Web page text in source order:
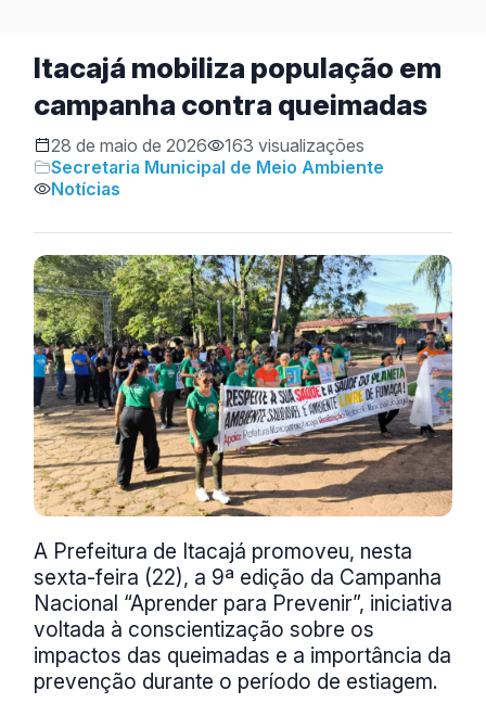
Itacajá mobiliza população em
campanha contra queimadas
28 de maio de 2026
163 visualizações
Secretaria Municipal de Meio Ambiente
Notícias
A Prefeitura de Itacajá promoveu, nesta
sexta-feira (22), a 9ª edição da Campanha
Nacional “Aprender para Prevenir”, iniciativa
voltada à conscientização sobre os
impactos das queimadas e a importância da
prevenção durante o período de estiagem.